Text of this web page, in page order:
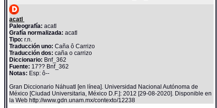
acatl
Paleografía: acatl
Grafía normalizada: acatl
Tipo: r.n.
Traducción uno: Caña ô Carrizo
Traducción dos: caña o carrizo
Diccionario: Bnf_362
Fuente: 17?? Bnf_362
Notas: Esp: ô--
Gran Diccionario Náhuatl [en línea]. Universidad Nacional Autónoma de
México [Ciudad Universitaria, México D.F.]: 2012 [29-08-2020]. Disponible en
la Web http://www.gdn.unam.mx/contexto/12238